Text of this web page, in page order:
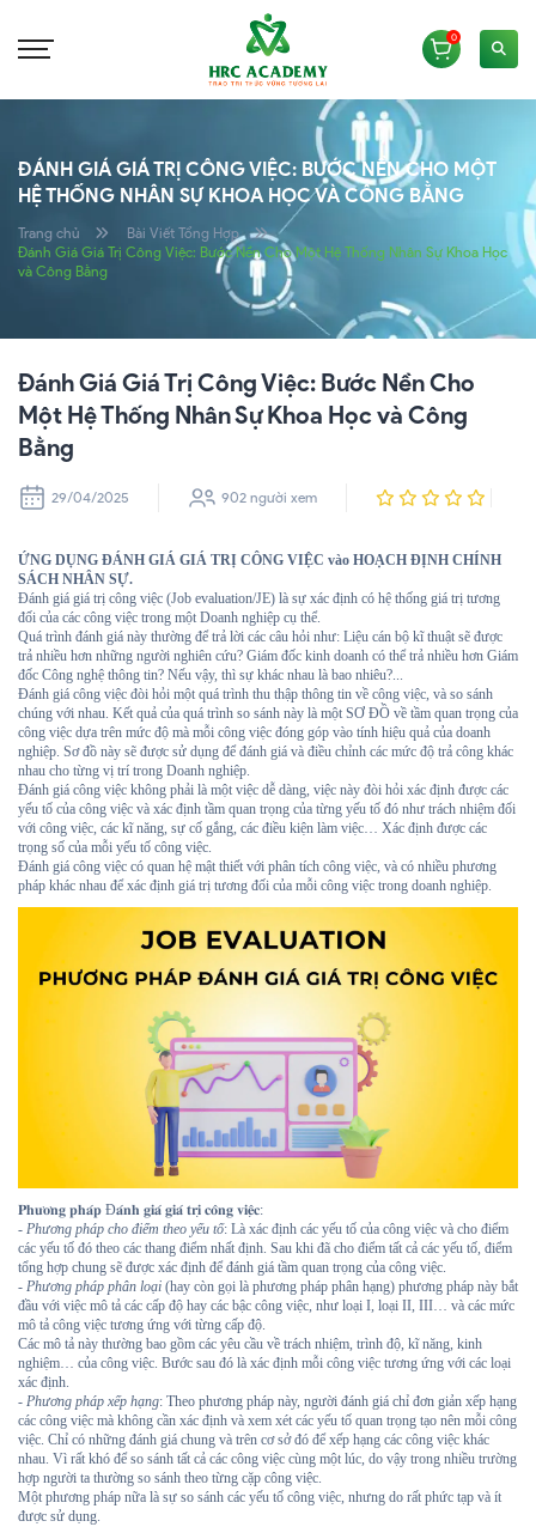
0
ĐÁNH GIÁ GIÁ TRỊ CÔNG VIỆC: BƯỚC NỀN CHO MỘT
HỆ THỐNG NHÂN SỰ KHOA HỌC VÀ CÔNG BẰNG
Trang chủ
Bài Viết Tổng Hợp
Đánh Giá Giá Trị Công Việc: Bước Nền Cho Một Hệ Thống Nhân Sự Khoa Học
và Công Bằng
Đánh Giá Giá Trị Công Việc: Bước Nền Cho
Một Hệ Thống Nhân Sự Khoa Học và Công
Bằng
29/04/2025 902 người xem
ỨNG DỤNG ĐÁNH GIÁ GIÁ TRỊ CÔNG VIỆC vào HOẠCH ĐỊNH CHÍNH
SÁCH NHÂN SỰ.
Đánh giá giá trị công việc (Job evaluation/JE) là sự xác định có hệ thống giá trị tương
đối của các công việc trong một Doanh nghiệp cụ thể.
Quá trình đánh giá này thường để trả lời các câu hỏi như: Liệu cán bộ kĩ thuật sẽ được
trả nhiều hơn những người nghiên cứu? Giám đốc kinh doanh có thể trả nhiều hơn Giám
đốc Công nghệ thông tin? Nếu vậy, thì sự khác nhau là bao nhiêu?...
Đánh giá công việc đòi hỏi một quá trình thu thập thông tin về công việc, và so sánh
chúng với nhau. Kết quả của quá trình so sánh này là một SƠ ĐỒ về tầm quan trọng của
công việc dựa trên mức độ mà mỗi công việc đóng góp vào tính hiệu quả của doanh
nghiệp. Sơ đồ này sẽ được sử dụng để đánh giá và điều chỉnh các mức độ trả công khác
nhau cho từng vị trí trong Doanh nghiệp.
Đánh giá công việc không phải là một việc dễ dàng, việc này đòi hỏi xác định được các
yếu tố của công việc và xác định tầm quan trọng của từng yếu tố đó như trách nhiệm đối
với công việc, các kĩ năng, sự cố gắng, các điều kiện làm việc… Xác định được các
trọng số của mỗi yếu tố công việc.
Đánh giá công việc có quan hệ mật thiết với phân tích công việc, và có nhiều phương
pháp khác nhau để xác định giá trị tương đối của mỗi công việc trong doanh nghiệp.
𝐏𝐡𝐮̛𝐨̛𝐧𝐠 𝐩𝐡𝐚́𝐩 Đ𝐚́𝐧𝐡 𝐠𝐢𝐚́ 𝐠𝐢𝐚́ 𝐭𝐫𝐢̣ 𝐜𝐨̂𝐧𝐠 𝐯𝐢𝐞̣̂𝐜:
- Phương pháp cho điểm theo yếu tố: Là xác định các yếu tố của công việc và cho điểm
các yếu tố đó theo các thang điểm nhất định. Sau khi đã cho điểm tất cả các yếu tố, điểm
tổng hợp chung sẽ được xác định để đánh giá tầm quan trọng của công việc.
- Phương pháp phân loại (hay còn gọi là phương pháp phân hạng) phương pháp này bắt
đầu với việc mô tả các cấp độ hay các bậc công việc, như loại I, loại II, III… và các mức
mô tả công việc tương ứng với từng cấp độ.
Các mô tả này thường bao gồm các yêu cầu về trách nhiệm, trình độ, kĩ năng, kinh
nghiệm… của công việc. Bước sau đó là xác định mỗi công việc tương ứng với các loại
xác định.
- Phương pháp xếp hạng: Theo phương pháp này, người đánh giá chỉ đơn giản xếp hạng
các công việc mà không cần xác định và xem xét các yếu tố quan trọng tạo nên mỗi công
việc. Chỉ có những đánh giá chung và trên cơ sở đó để xếp hạng các công việc khác
nhau. Vì rất khó để so sánh tất cả các công việc cùng một lúc, do vậy trong nhiều trường
hợp người ta thường so sánh theo từng cặp công việc.
Một phương pháp nữa là sự so sánh các yếu tố công việc, nhưng do rất phức tạp và ít
được sử dụng.